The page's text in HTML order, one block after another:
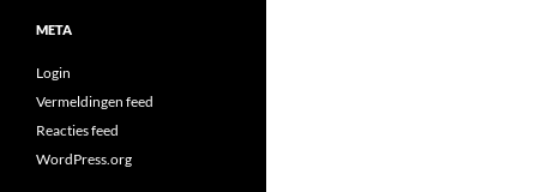
META
Login
Vermeldingen feed
Reacties feed
WordPress.org